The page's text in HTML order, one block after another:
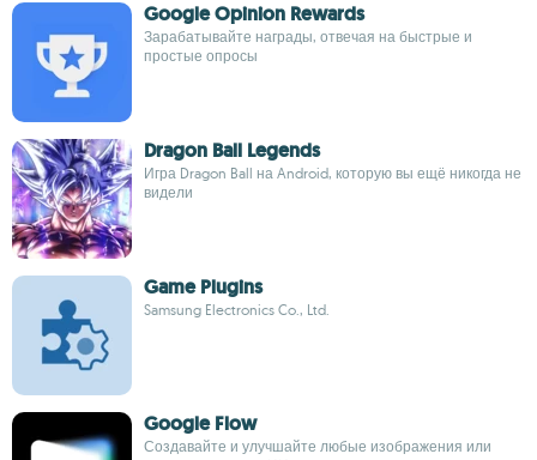
Google Opinion Rewards
Зарабатывайте награды, отвечая на быстрые и
простые опросы
Dragon Ball Legends
Игра Dragon Ball на Android, которую вы ещё никогда не
видели
Game Plugins
Samsung Electronics Co., Ltd.
Google Flow
Создавайте и улучшайте любые изображения или